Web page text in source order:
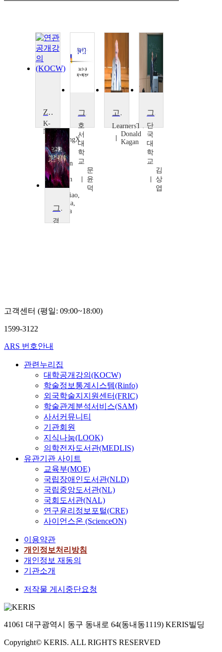
Zhuangzi's Fables and Their Wisdom
K-
MOOC
XuetangX
Pingdi
Zhou,
Yanyan
Chen,
Xichun
Ruan,
Hui Xiao,
Belinda,
Xuexia
Sun
그리스 로마 신화
호
서
대
학
교
문
윤
덕
고대 그리스 역사의 소개
LearnersTV
Donald
Kagan
그리스 로마 신화
단
국
대
학
교
김
상
엽
그리스로마신화의이해
경
고객센터 (평일: 09:00~18:00)
1599-3122
ARS 번호안내
관련누리집
대학공개강의(KOCW)
학술정보통계시스템(Rinfo)
외국학술지지원센터(FRIC)
학술관계분석서비스(SAM)
사서커뮤니티
기관회원
지식나눔(LOOK)
의학전자도서관(MEDLIS)
유관기관 사이트
교육부(MOE)
국립장애인도서관(NLD)
국립중앙도서관(NL)
국회도서관(NAL)
연구윤리정보포털(CRE)
사이언스온 (ScienceON)
이용약관
개인정보처리방침
개인정보 재동의
기관소개
저작물 게시중단요청
41061 대구광역시 동구 동내로 64(동내동1119) KERIS빌딩
Copyright© KERIS. ALL RIGHTS RESERVED